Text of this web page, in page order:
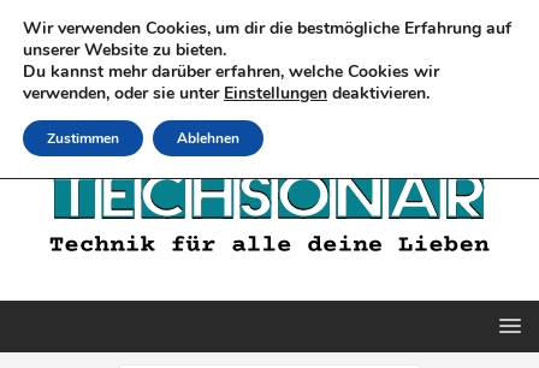
Wir verwenden Cookies, um dir die bestmögliche Erfahrung auf
unserer Website zu bieten.
Du kannst mehr darüber erfahren, welche Cookies wir
verwenden, oder sie unter Einstellungen deaktivieren.
Zustimmen Ablehnen